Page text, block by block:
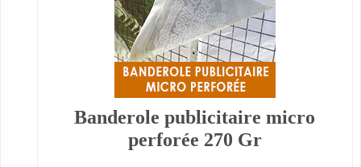
Banderole publicitaire micro
perforée 270 Gr